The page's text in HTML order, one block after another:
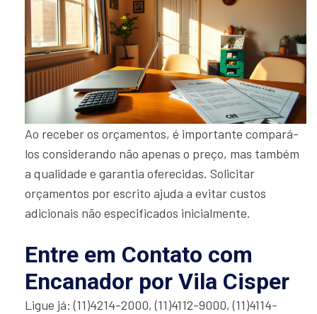
Ao receber os orçamentos, é importante compará-
los considerando não apenas o preço, mas também
a qualidade e garantia oferecidas. Solicitar
orçamentos por escrito ajuda a evitar custos
adicionais não especificados inicialmente.
Entre em Contato com
Encanador por Vila Cisper
Ligue já: (11)4214-2000, (11)4112-9000, (11)4114-